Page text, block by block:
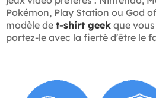
Pokémon, Play Station ou God
modèle de t-shirt geek que
portez-le avec la fierté d'être le